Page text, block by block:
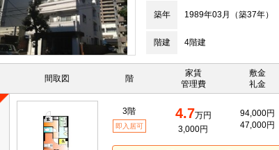
築年 1989年03月（築37年）
階建 4階建
間取図 階
家賃
管理費
敷金
礼金
3階
即入居可
4.7万円
3,000円
94,000円
47,000円